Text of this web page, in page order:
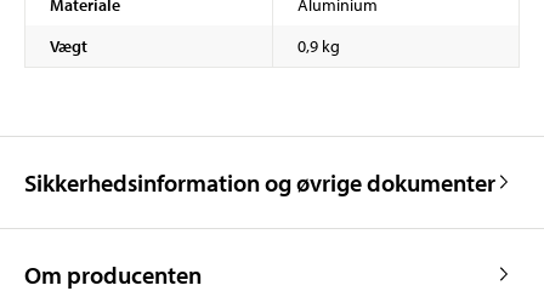
Vægt
0,9 kg
Sikkerhedsinformation og øvrige dokumenter
Om producenten